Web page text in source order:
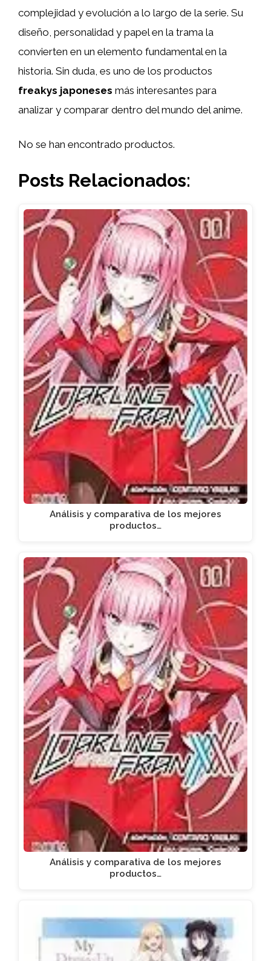
complejidad y evolución a lo largo de la serie. Su
diseño, personalidad y papel en la trama la
convierten en un elemento fundamental en la
historia. Sin duda, es uno de los productos
freakys japoneses más interesantes para
analizar y comparar dentro del mundo del anime.
No se han encontrado productos.
Posts Relacionados:
Análisis y comparativa de los mejores
productos…
Análisis y comparativa de los mejores
productos…